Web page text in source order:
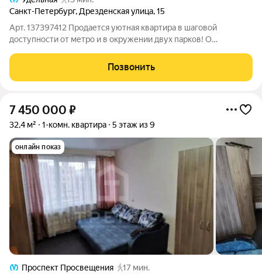
Санкт-Петербург, Дрезденская улица,15
Арт. 137397412 Продается уютная квартира в шаговой
доступности от метро и в окружении двух парков! О
необходимое для вашей комфортной жизни кухня
оборудована хорошей техникой (варочная поверхность,
Позвонить
7 450 000 ₽
32,4 м² 1-комн. квартира 5 этаж из 9
онлайн показ
Проспект Просвещения
17 мин.